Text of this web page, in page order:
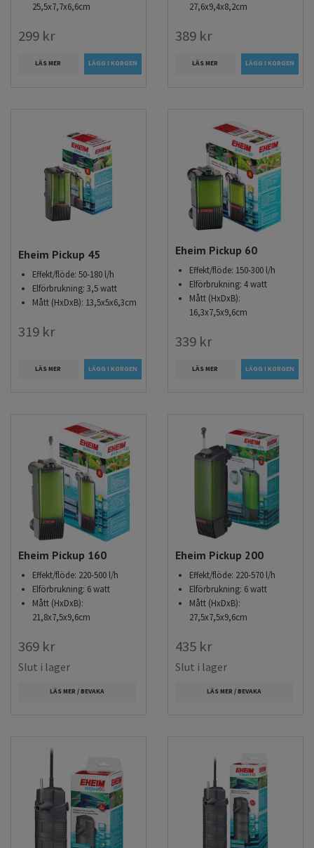
25,5x7,7x6,6cm
299 kr
LÄS MER
27,6x9,4x8,2cm
389 kr
LÄS MER
Eheim Pickup 45
Effekt/flöde: 50-180 l/h
Elförbrukning: 3,5 watt
Mått (HxDxB): 13,5x5x6,3cm
319 kr
LÄS MER
Eheim Pickup 60
Effekt/flöde: 150-300 l/h
Elförbrukning: 4 watt
Mått (HxDxB):
16,3x7,5x9,6cm
339 kr
LÄS MER
Eheim Pickup 160
Effekt/flöde: 220-500 l/h
Elförbrukning: 6 watt
Mått (HxDxB):
21,8x7,5x9,6cm
369 kr
Slut i lager
LÄS MER / BEVAKA
Eheim Pickup 200
Effekt/flöde: 220-570 l/h
Elförbrukning: 6 watt
Mått (HxDxB):
27,5x7,5x9,6cm
435 kr
Slut i lager
LÄS MER / BEVAKA